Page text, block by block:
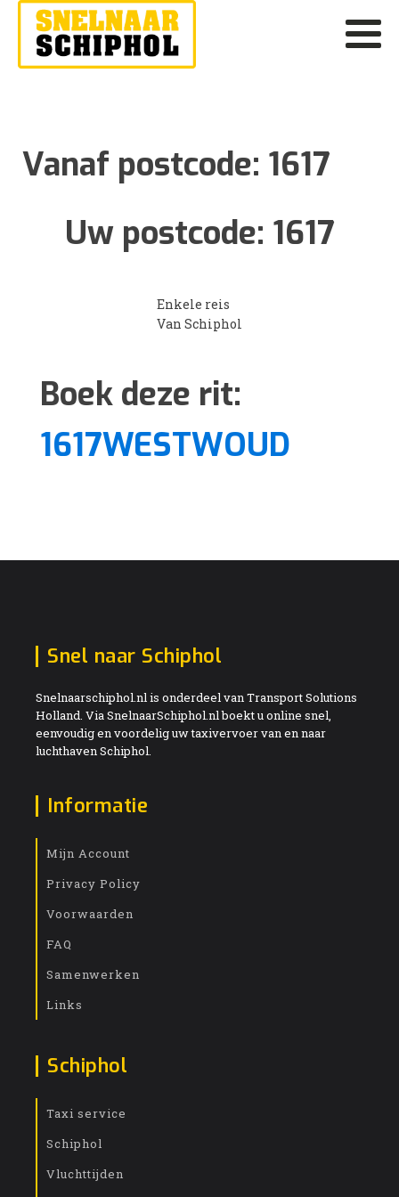
Vanaf postcode: 1617
Uw postcode: 1617
Enkele reis
Van Schiphol
Boek deze rit:
1617WESTWOUD
Snel naar Schiphol
Snelnaarschiphol.nl is onderdeel van Transport Solutions
Holland. Via SnelnaarSchiphol.nl boekt u online snel,
eenvoudig en voordelig uw taxivervoer van en naar
luchthaven Schiphol.
Informatie
Mijn Account
Privacy Policy
Voorwaarden
FAQ
Samenwerken
Links
Schiphol
Taxi service
Schiphol
Vluchttijden